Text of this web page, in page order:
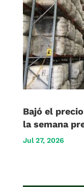
Bajó el
la semana
Jul 27, 2026